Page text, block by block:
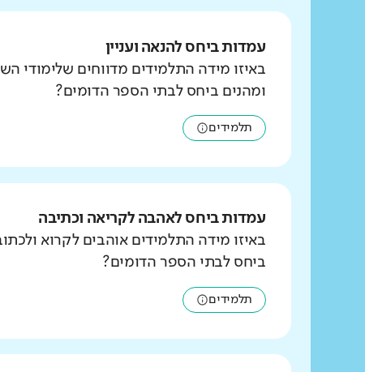
עמדות ביחס להנאה ועניין
באיזו מידה התלמידים מדווחים שלימודי
ומהנים ביחס לבתי הספר הדומים?
תלמידים
עמדות ביחס לאהבה לקריאה וכתיבה
באיזו מידה התלמידים אוהבים לקרוא
ביחס לבתי הספר הדומים?
תלמידים